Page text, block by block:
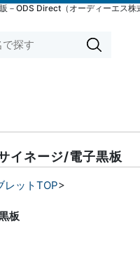
ODS Direct（オーディーエス株
イネージ/電子黒板
レットTOP>
板